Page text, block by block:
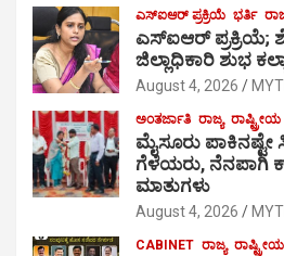
ಎಸ್‍ಐಆರ್ ಪ್ರಕ್ರಿಯೆ ಭರ್ತಿ
ಎಸ್‍ಐಆರ್ ಪ್ರಕ್ರಿಯೆ;
ಜಿಲ್ಲಾಧಿಕಾರಿ ಶುಭ
August 4, 2026
ಅಂತರ್ಜಾತಿ ರಾಜ್ಯ ರಾಷ್ಟ್ರೀಯ
ಮೈಸೂರು
ಗೆಳೆಯರು, ನೆನಪಾಗಿ
ಮಾತುಗಳು
August 4, 2026
CABINET ರಾಜ್ಯ ರಾಷ್ಟ್ರೀಯ